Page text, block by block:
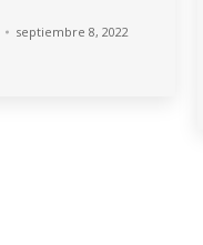
septiembre 8, 2022